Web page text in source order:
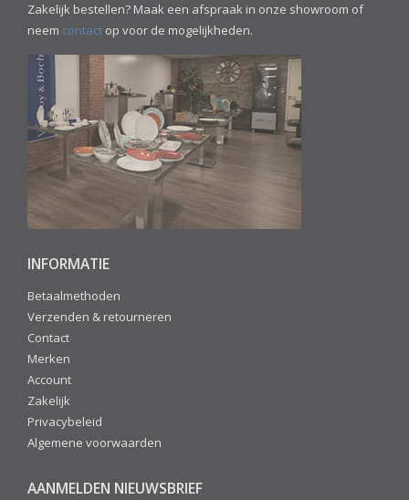
Zakelijk bestellen? Maak een afspraak in onze showroom of
neem contact op voor de mogelijkheden.
INFORMATIE
Betaalmethoden
Verzenden & retourneren
Contact
Merken
Account
Zakelijk
Privacybeleid
Algemene voorwaarden
AANMELDEN NIEUWSBRIEF